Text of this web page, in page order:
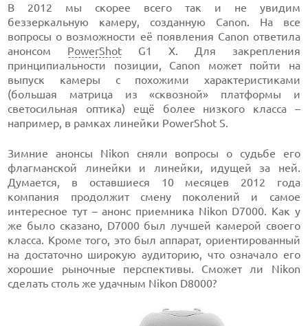
В 2012 мы скорее всего так и не увидим
беззеркальную камеру, созданную Canon. На все
вопросы о возможности её появления Canon ответила
анонсом PowerShot G1 X. Для закрепления
принципиальности позиции, Canon может пойти на
выпуск камеры с похожими характеристиками
(большая матрица из «сквозной» платформы и
светосильная оптика) ещё более низкого класса –
например, в рамках линейки PowerShot S.
Зимние анонсы Nikon сняли вопросы о судьбе его
флагманской линейки и линейки, идущей за ней.
Думается, в оставшиеся 10 месяцев 2012 года
компания продолжит смену поколений и самое
интересное тут – анонс приемника Nikon D7000. Как у
же было сказано, D7000 был лучшей камерой своего
класса. Кроме того, это был аппарат, ориентированный
на достаточно широкую аудиторию, что означало его
хорошие рыночные перспективы. Сможет ли Nikon
сделать столь же удачным Nikon D8000?